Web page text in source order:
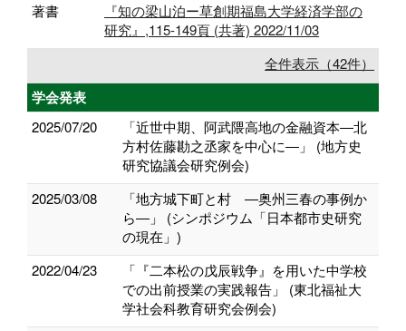
著書
『知の梁山泊ー草創期福島大学経済学部の
研究』,115-149頁 (共著) 2022/11/03
全件表示（42件）
学会発表
2025/07/20
「近世中期、阿武隈高地の金融資本―北
方村佐藤勘之丞家を中心に―」 (地方史
研究協議会研究例会)
2025/03/08
「地方城下町と村 ―奥州三春の事例か
ら―」 (シンポジウム「日本都市史研究
の現在」)
2022/04/23
「『二本松の戊辰戦争』を用いた中学校
での出前授業の実践報告」 (東北福祉大
学社会科教育研究会例会)